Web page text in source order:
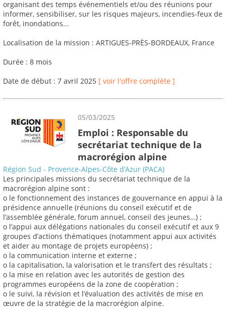
organisant des temps événementiels et/ou des réunions pour
informer, sensibiliser, sur les risques majeurs, incendies-feux de
forêt, inondations...
Localisation de la mission : ARTIGUES-PRÈS-BORDEAUX, France
Durée : 8 mois
Date de début : 7 avril 2025 [ voir l'offre complète ]
05/03/2025
Emploi : Responsable du
secrétariat technique de la
macrorégion alpine
Région Sud - Provence-Alpes-Côte d’Azur (PACA)
Les principales missions du secrétariat technique de la
macrorégion alpine sont :
o le fonctionnement des instances de gouvernance en appui à la
présidence annuelle (réunions du conseil exécutif et de
l’assemblée générale, forum annuel, conseil des jeunes…) ;
o l’appui aux délégations nationales du conseil exécutif et aux 9
groupes d’actions thématiques (notamment appui aux activités
et aider au montage de projets européens) ;
o la communication interne et externe ;
o la capitalisation, la valorisation et le transfert des résultats ;
o la mise en relation avec les autorités de gestion des
programmes européens de la zone de coopération ;
o le suivi, la révision et l’évaluation des activités de mise en
œuvre de la stratégie de la macrorégion alpine.